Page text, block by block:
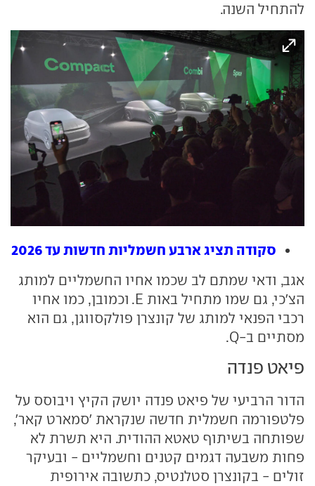
להתחיל השנה.
סקודה תציג ארבע חשמליות חדשות עד 2026
אגב, ודאי שמתם לב שכמו אחיו החשמליים למותג
הצ'כי, גם שמו מתחיל באות E. וכמובן, כמו אחיו
רכבי הפנאי למותג של קונצרן פולקסווגן, גם הוא
מסתיים ב-Q.
פיאט פנדה
הדור הרביעי של פיאט פנדה יושק הקיץ ויבוסס על
פלטפורמה חשמלית חדשה שנקראת 'סמארט קאר',
שפותחה בשיתוף טאטא ההודית. היא תשרת לא
פחות משבעה דגמים קטנים וחשמליים - ובעיקר
זולים - בקונצרן סטלנטיס, כתשובה אירופית